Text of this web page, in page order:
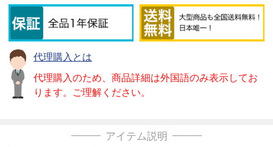
代理購入とは
代理購入のため、商品詳細は外国語のみ表示してお
ります。ご理解ください。
アイテム説明